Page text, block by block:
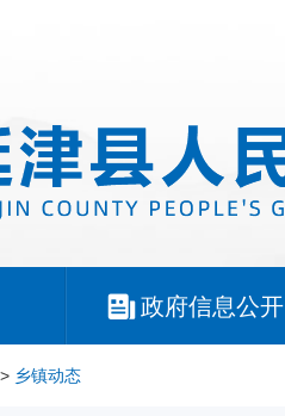
政府信息公开
乡镇动态